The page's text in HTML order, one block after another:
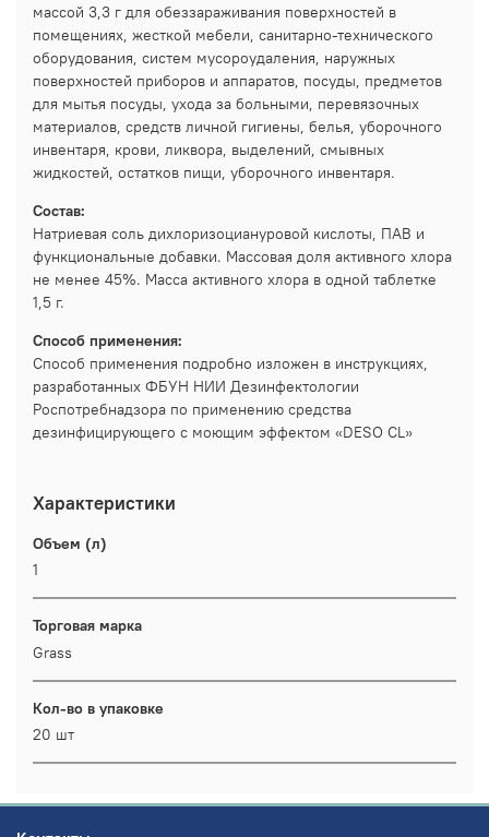
массой 3,3 г для обеззараживания поверхностей в
помещениях, жесткой мебели, санитарно-технического
оборудования, систем мусороудаления, наружных
поверхностей приборов и аппаратов, посуды, предметов
для мытья посуды, ухода за больными, перевязочных
материалов, средств личной гигиены, белья, уборочного
инвентаря, крови, ликвора, выделений, смывных
жидкостей, остатков пищи, уборочного инвентаря.
Состав:
Натриевая соль дихлоризоциануровой кислоты, ПАВ и
функциональные добавки. Массовая доля активного хлора
не менее 45%. Масса активного хлора в одной таблетке
1,5 г.
Способ применения:
Способ применения подробно изложен в инструкциях,
разработанных ФБУН НИИ Дезинфектологии
Роспотребнадзора по применению средства
дезинфицирующего с моющим эффектом «DESO CL»
Характеристики
Объем (л)
1
Торговая марка
Grass
Кол-во в упаковке
20 шт